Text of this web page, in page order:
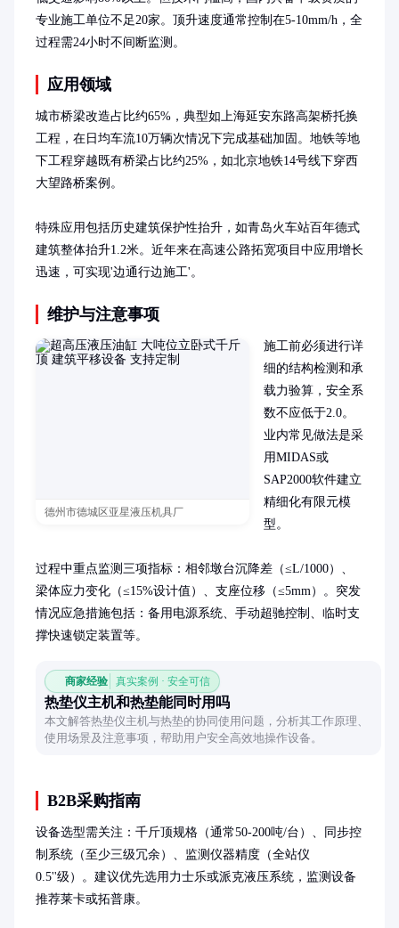
专业施工单位不足20家。顶升速度通常控制在5-10mm/h，全
过程需24小时不间断监测。
应用领域
城市桥梁改造占比约65%，典型如上海延安东路高架桥托换
工程，在日均车流10万辆次情况下完成基础加固。地铁等地
下工程穿越既有桥梁占比约25%，如北京地铁14号线下穿西
大望路桥案例。
特殊应用包括历史建筑保护性抬升，如青岛火车站百年德式
建筑整体抬升1.2米。近年来在高速公路拓宽项目中应用增长
迅速，可实现'边通行边施工'。
维护与注意事项
德州市德城区亚星液压机具厂
施工前必须进行详
细的结构检测和承
载力验算，安全系
数不应低于2.0。
业内常见做法是采
用MIDAS或
SAP2000软件建立
精细化有限元模
型。
过程中重点监测三项指标：相邻墩台沉降差（≤L/1000）、
梁体应力变化（≤15%设计值）、支座位移（≤5mm）。突发
情况应急措施包括：备用电源系统、手动超驰控制、临时支
撑快速锁定装置等。
商家经验 真实案例 · 安全可信
热垫仪主机和热垫能同时用吗
本文解答热垫仪主机与热垫的协同使用问题，分析其工作原理、
使用场景及注意事项，帮助用户安全高效地操作设备。
B2B采购指南
设备选型需关注：千斤顶规格（通常50-200吨/台）、同步控
制系统（至少三级冗余）、监测仪器精度（全站仪
0.5''级）。建议优先选用力士乐或派克液压系统，监测设备
推荐莱卡或拓普康。